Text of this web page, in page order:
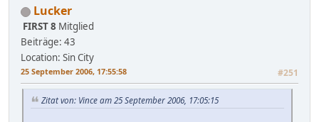
Lucker
FIRST 8 Mitglied
Beiträge: 43
Location: Sin City
25 September 2006, 17:55:58 #251
Zitat von: Vince am 25 September 2006, 17:05:15